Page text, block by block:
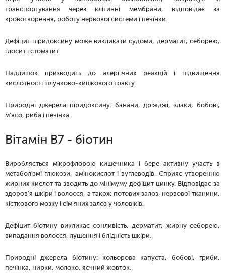
транспортування через клітинні мембрани, відповідає за
кровотворення, роботу нервової системи і печінки.
Дефіцит піридоксину може викликати судоми, дерматит, себорею,
глосит і стоматит.
Надлишок призводить до алергічних реакцій і підвищення
кислотності шлунково-кишкового тракту.
Природні джерела піридоксину: банани, дріжджі, злаки, бобові,
м'ясо, риба і печінка.
Вітамін B7 - біотин
Виробляється мікрофлорою кишечника і бере активну участь в
метаболізмі глюкози, амінокислот і вуглеводів. Сприяє утворенню
жирних кислот та зводить до мінімуму дефіцит цинку. Відповідає за
здоров'я шкіри і волосся, а також потових залоз, нервової тканини,
кісткового мозку і сім'яних залоз у чоловіків.
Дефіцит біотину викликає сонливість, дерматит, жирну себорею,
випадання волосся, лущення і блідність шкіри.
Природні джерела біотину: кольорова капуста, бобові, гриби,
печінка, нирки, молоко, яєчний жовток.